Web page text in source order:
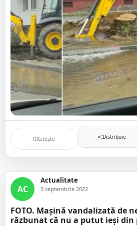
Citește Distribuie
AC
Actualitate
3 septembrie 2022
FOTO. Mașină vandalizată de
răzbunat că nu a putut ieși din